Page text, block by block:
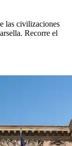
las civilizaciones
Recorre el